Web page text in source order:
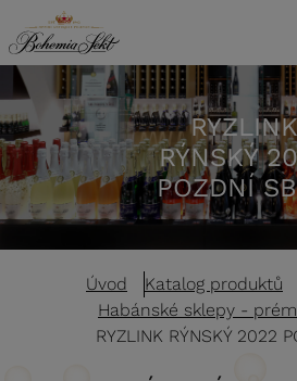
Přeskočit na obsah
RYZLINK
RÝNSKÝ
POZDNÍ
Úvod Katalog produktů
Habánské sklepy -
RYZLINK RÝNSKÝ 2022